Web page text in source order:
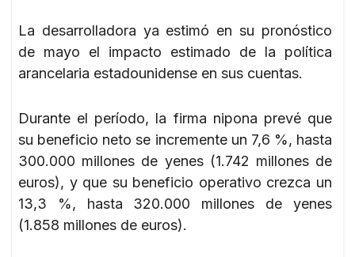
La desarrolladora ya estimó en su pronóstico
de mayo el impacto estimado de la política
arancelaria estadounidense en sus cuentas.
Durante el período, la firma nipona prevé que
su beneficio neto se incremente un 7,6 %, hasta
300.000 millones de yenes (1.742 millones de
euros), y que su beneficio operativo crezca un
13,3 %, hasta 320.000 millones de yenes
(1.858 millones de euros).